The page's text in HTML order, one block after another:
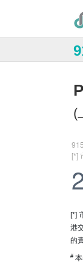
(
[*]
港
的
#